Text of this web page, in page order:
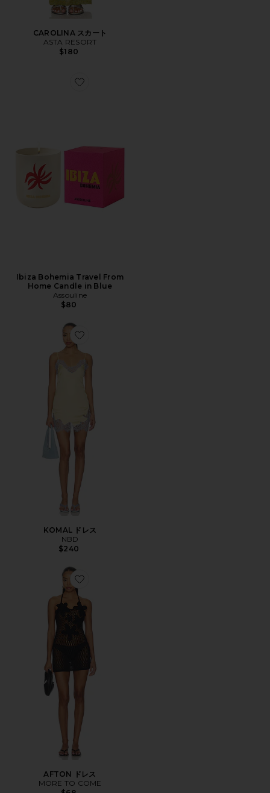
CAROLINA スカート
ASTA RESORT
$180
Favorite Ibiza Bohemia Travel From Home Candle in
Ibiza Bohemia Travel From
Home Candle in Blue
Assouline
$80
Favorite KOMAL ドレス
KOMAL ドレス
NBD
$240
Favorite AFTON ドレス
AFTON ドレス
MORE TO COME